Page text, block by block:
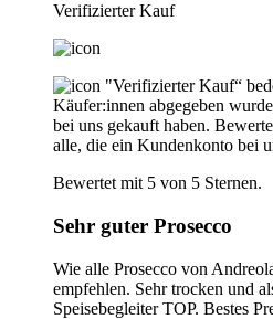
Verifizierter Kauf
"Verifizierter Kauf“
Käufer:innen abgegeben
bei uns gekauft haben.
alle, die ein Kundenkonto bei
Bewertet mit 5 von 5 Sternen.
Sehr guter Prosecco
Wie alle Prosecco von
empfehlen. Sehr trocken und
Speisebegleiter TOP. Bestes